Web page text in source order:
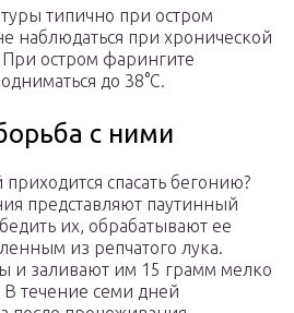
типично при остром
наблюдаться при хронической
остром фарингите
до 38°C.
с ними
спасать бегонию?
представляют паутинный
их, обрабатывают ее
из репчатого лука.
и заливают им 15 грамм мелко
В течение семи дней